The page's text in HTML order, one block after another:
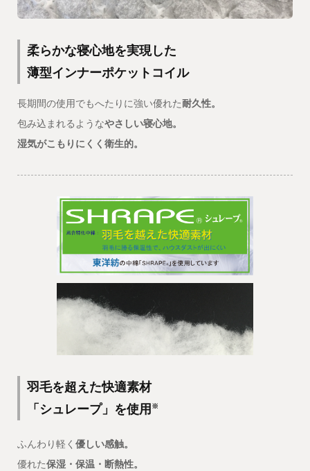
柔らかな寝心地を実現した
薄型インナーポケットコイル
長期間の使用でもへたりに強い優れた耐久性。
包み込まれるようなやさしい寝心地。
湿気がこもりにくく衛生的。
羽毛を超えた快適素材
「シュレープ」を使用 ※
ふんわり軽く 優しい感触。
優れた保湿・保温・断熱性。